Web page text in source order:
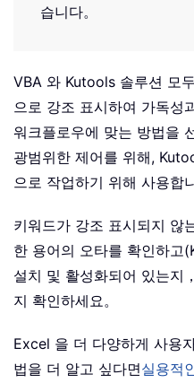
습니다。
VBA 와 Kutools 솔루션 모
으로 강조 표시하여 가독성
워크플로우에 맞는 방법을
광범위한 제어를 위해,
으로 작업하기 위해 사용합
키워드가 강조 표시되지 않
한 용어의 오타를 확인하고
설치 및 활성화되어 있는지
지 확인하세요。
Excel 을 더 다양하게 사용
법을 더 알고 싶다면실용적